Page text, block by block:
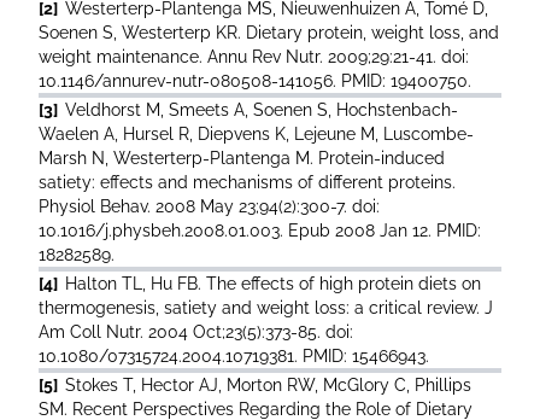
[2] Westerterp-Plantenga MS, Nieuwenhuizen A, Tomé D,
Soenen S, Westerterp KR. Dietary protein, weight loss, and
weight maintenance. Annu Rev Nutr. 2009;29:21-41. doi:
10.1146/annurev-nutr-080508-141056. PMID: 19400750.
[3] Veldhorst M, Smeets A, Soenen S, Hochstenbach-
Waelen A, Hursel R, Diepvens K, Lejeune M, Luscombe-
Marsh N, Westerterp-Plantenga M. Protein-induced
satiety: effects and mechanisms of different proteins.
Physiol Behav. 2008 May 23;94(2):300-7. doi:
10.1016/j.physbeh.2008.01.003. Epub 2008 Jan 12. PMID:
18282589.
[4] Halton TL, Hu FB. The effects of high protein diets on
thermogenesis, satiety and weight loss: a critical review. J
Am Coll Nutr. 2004 Oct;23(5):373-85. doi:
10.1080/07315724.2004.10719381. PMID: 15466943.
[5] Stokes T, Hector AJ, Morton RW, McGlory C, Phillips
SM. Recent Perspectives Regarding the Role of Dietary